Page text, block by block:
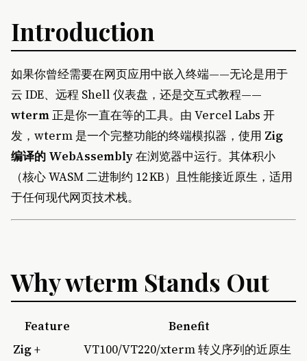
Introduction
如果你曾经需要在网页应用中嵌入终端——无论是用于
云 IDE、远程 Shell 仪表盘，还是交互式教程——
wterm正是你一直在等的工具。由 Vercel Labs 开
发，wterm 是一个完整功能的终端模拟器，使用 Zig
编译的 WebAssembly在浏览器中运行。其体积小
（核心 WASM 二进制约 12 KB）且性能接近原生，适用
于任何现代网页技术栈。
Why wterm Stands Out
Feature
Benefit
Zig +
VT100/VT220/xterm 转义序列的近原生